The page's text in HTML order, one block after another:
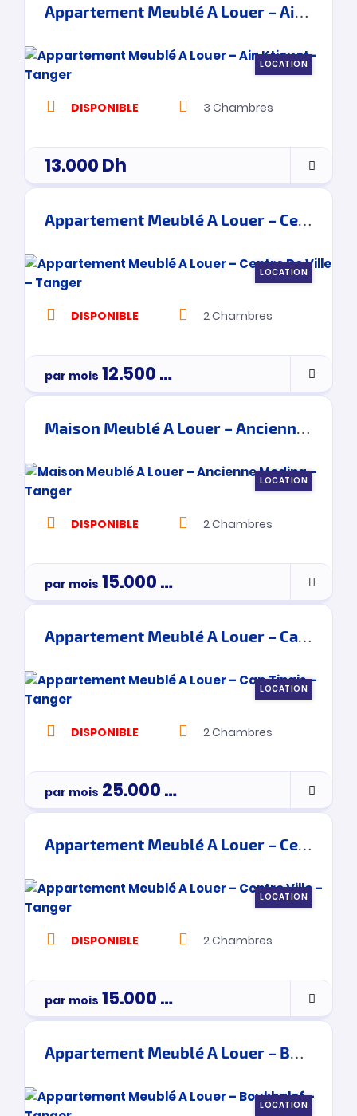
Appartement Meublé A Louer – Ain Ktiouet- Tanger
LOCATION
DISPONIBLE 3 Chambres
13.000Dh
Appartement Meublé A Louer – Centre De Ville – Tanger
LOCATION
DISPONIBLE 2Chambres
par mois 12.500Dh
Maison Meublé A Louer – Ancienne Medina – Tanger
LOCATION
DISPONIBLE 2Chambres
par mois 15.000Dh
Appartement Meublé A Louer – Cap Tingis – Tanger
LOCATION
DISPONIBLE 2Chambres
par mois 25.000Dh
Appartement Meublé A Louer – Centre Ville – Tanger
LOCATION
DISPONIBLE 2Chambres
par mois 15.000Dh
Appartement Meublé A Louer – Boukhalef – Tanger
LOCATION